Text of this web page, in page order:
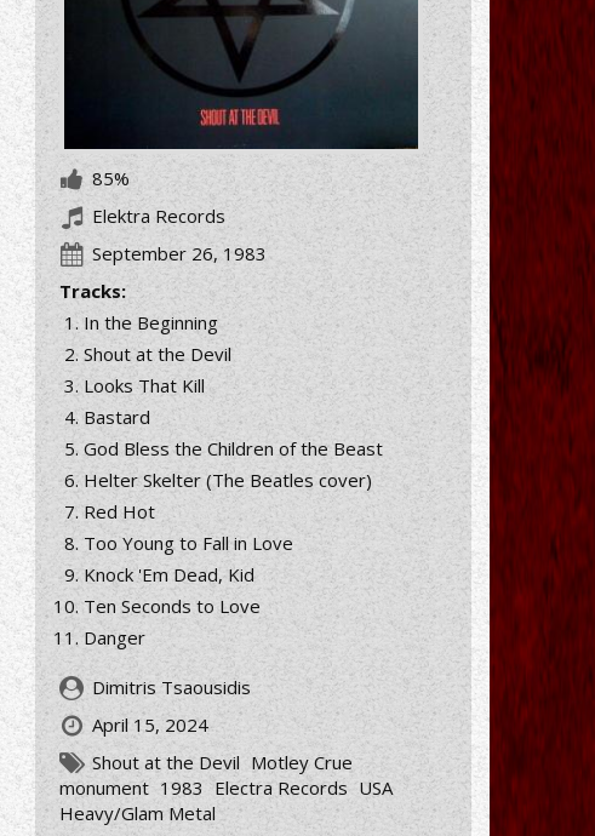
85%
Elektra Records
September 26, 1983
Tracks:
In the Beginning
Shout at the Devil
Looks That Kill
Bastard
God Bless the Children of the Beast
Helter Skelter (The Beatles cover)
Red Hot
Too Young to Fall in Love
Knock 'Em Dead, Kid
Ten Seconds to Love
Danger
Dimitris Tsaousidis
April 15, 2024
Shout at the Devil Motley Crue
monument 1983 Electra Records USA
Heavy/Glam Metal